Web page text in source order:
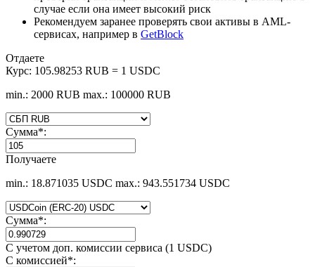
случае если она имеет высокий риск
Рекомендуем заранее проверять свои активы в AML-
сервисах, например в GetBlock
Отдаете
Курс: 105.98253 RUB = 1 USDC
min.: 2000 RUB max.: 100000 RUB
Сумма*:
Получаете
min.: 18.871035 USDC max.: 943.551734 USDC
Сумма*:
С учетом доп. комиссии сервиса (1 USDC)
С комиссией*: